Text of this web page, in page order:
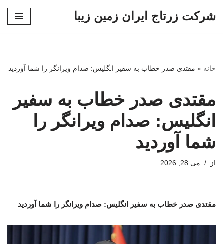
شرکت زرتاج ایران زمین زیبا
خانه » مقتدی صدر خطاب به سفیر انگلیس: صدام ویرانگر را شما آوردید
مقتدی صدر خطاب به سفیر
انگلیس: صدام ویرانگر را
شما آوردید
از می 28, 2026
مقتدی صدر خطاب به سفیر انگلیس: صدام ویرانگر را شما آوردید